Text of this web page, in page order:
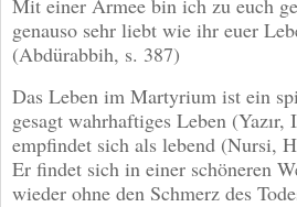
Mit einer Armee bin ich zu euch
genauso sehr liebt wie ihr euer
(Abdürabbih, s. 387)
Das Leben im Martyrium ist ein
gesagt wahrhaftiges Leben
empfindet sich als lebend (Nursi,
Er findet sich in einer schöneren
wieder ohne den Schmerz des